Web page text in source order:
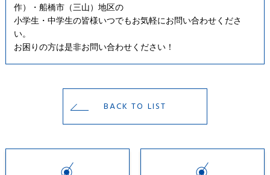
作）・船橋市（三山）地区の
小学生・中学生の皆様いつでもお気軽にお問い合わせくださ
い。
お困りの方は是非お問い合わせください！
BACK TO LIST